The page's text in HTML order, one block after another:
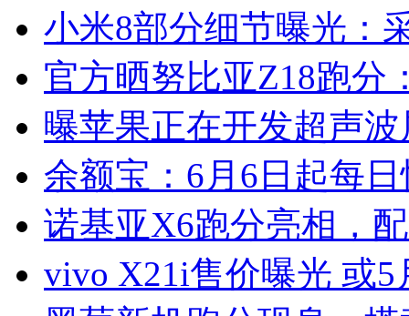
小米8部分细节曝光：
官方晒努比亚Z18跑分
曝苹果正在开发超声
余额宝：6月6日起每
诺基亚X6跑分亮相，
vivo X21i售价曝光 或5